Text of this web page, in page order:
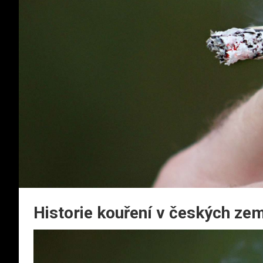
Historie kouření v českých